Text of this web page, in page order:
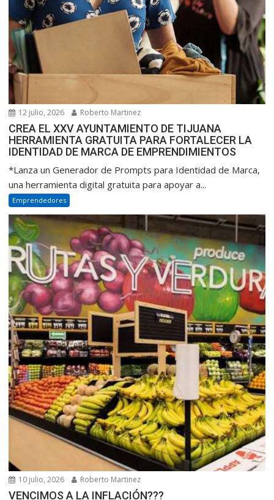
12 julio, 2026 Roberto Martinez
CREA EL XXV AYUNTAMIENTO DE TIJUANA
HERRAMIENTA GRATUITA PARA FORTALECER LA
IDENTIDAD DE MARCA DE EMPRENDIMIENTOS
*Lanza un Generador de Prompts para Identidad de Marca,
una herramienta digital gratuita para apoyar a...
Emprendedores
10 julio, 2026 Roberto Martinez
VENCIMOS A LA INFLACIÓN???